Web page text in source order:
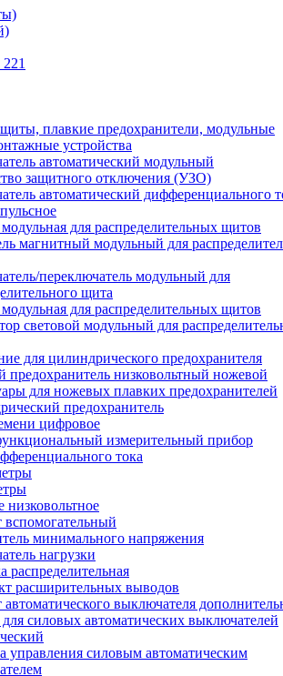
плавкие предохранители, модульные
устройства
автоматический модульный
защитного отключения (УЗО)
автоматический дифференциального
для распределительных щитов
магнитный модульный для
переключатель модульный для
щита
модульная для распределительных щитов
световой модульный для
для цилиндрического предохранителя
предохранитель низковольтный ножевой
для ножевых плавких предохранителей
предохранитель
цифровое
измерительный прибор
тока
низковольтное
вспомогательный
минимального напряжения
нагрузки
распределительная
расширительных выводов
автоматического выключателя
силовых автоматических выключателей
управления силовым автоматическим